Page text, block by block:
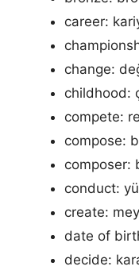
career:
change:
childhood:
compete:
compose:
composer:
conduct:
create:
date of
decide: